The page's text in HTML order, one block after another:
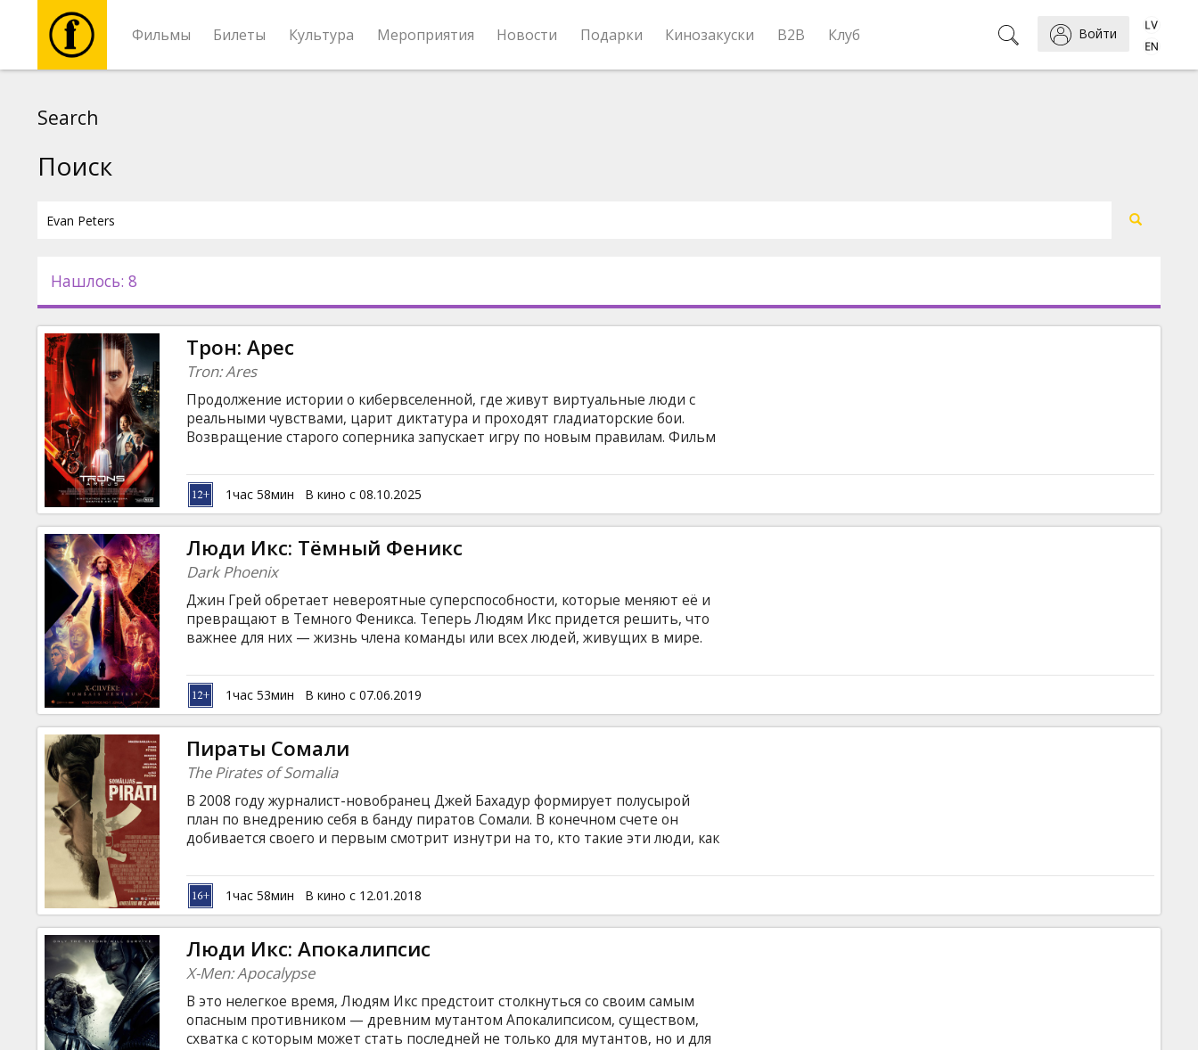
Фильмы Билеты Культура Мероприятия Новости Подарки Кинозакуски B2B Клуб Войти
Новости
Подарки
Кинозакуски
B2B
Клуб
Search
Поиск
Нашлось: 8
Трон: Арес
Tron: Ares
Продолжение истории о кибервселенной, где живут виртуальные люди с
реальными чувствами, царит диктатура и проходят гладиаторские бои.
Возвращение старого соперника запускает игру по новым правилам. Фильм
некоторых сеансах фильм также в формате 3D.
1час 58мин В кино с 08.10.2025
Люди Икс: Тёмный Феникс
Dark Phoenix
Джин Грей обретает невероятные суперспособности, которые меняют её и
превращают в Темного Феникса. Теперь Людям Икс придется решить, что
важнее для них — жизнь члена команды или всех людей, живущих в мире.
1час 53мин В кино с 07.06.2019
Пираты Сомали
The Pirates of Somalia
В 2008 году журналист-новобранец Джей Бахадур формирует полусырой
план по внедрению себя в банду пиратов Сомали. В конечном счете он
добивается своего и первым смотрит изнутри на то, кто такие эти люди, как
сомалийском языках с субтитрами на латышском и русском языках.
1час 58мин В кино с 12.01.2018
Люди Икс: Апокалипсис
X-Men: Apocalypse
В это нелегкое время, Людям Икс предстоит столкнуться со своим самым
опасным противником — древним мутантом Апокалипсисом, существом,
схватка с которым может стать последней не только для мутантов, но и для